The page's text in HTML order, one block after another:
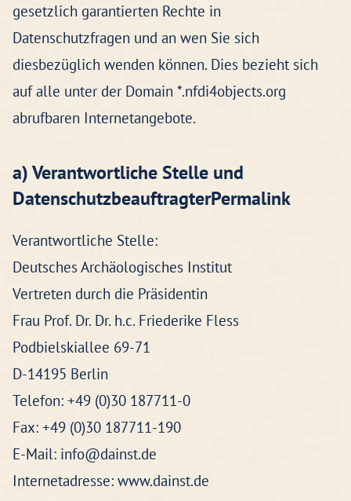
gesetzlich garantierten Rechte in
Datenschutzfragen und an wen Sie sich
diesbezüglich wenden können. Dies bezieht sich
auf alle unter der Domain *.nfdi4objects.org
abrufbaren Internetangebote.
a) Verantwortliche Stelle und
DatenschutzbeauftragterPermalink
Verantwortliche Stelle:
Deutsches Archäologisches Institut
Vertreten durch die Präsidentin
Frau Prof. Dr. Dr. h.c. Friederike Fless
Podbielskiallee 69-71
D-14195 Berlin
Telefon: +49 (0)30 187711-0
Fax: +49 (0)30 187711-190
E-Mail: info@dainst.de
Internetadresse: www.dainst.de